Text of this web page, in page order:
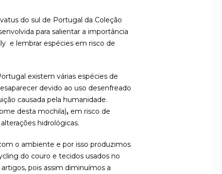
do sul de Portugal da Coleção
para salientar a importância
e lembrar espécies em risco de
existem várias espécies de
devido ao uso desenfreado
causada pela humanidade.
desta mochila), em risco de
hidrológicas.
o ambiente e por isso produzimos
do couro e tecidos usados no
pois assim diminuímos a